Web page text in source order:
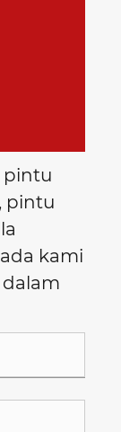
pintu
pintu
kami